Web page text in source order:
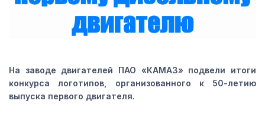
На заводе двигателей ПАО «КАМАЗ» подвели итоги
конкурса логотипов, организованного к 50-летию
выпуска первого двигателя.